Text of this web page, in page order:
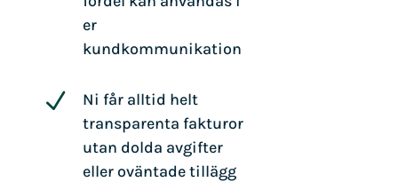
er
kundkommunikation
N
Ni får alltid helt
transparenta fakturor
utan dolda avgifter
eller oväntade tillägg